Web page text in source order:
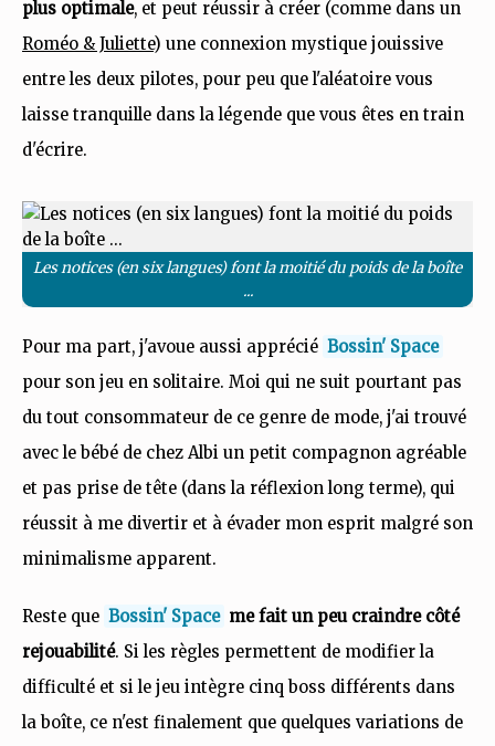
plus optimale, et peut réussir à créer (comme dans un
Roméo & Juliette) une connexion mystique jouissive
entre les deux pilotes, pour peu que l'aléatoire vous
laisse tranquille dans la légende que vous êtes en train
d'écrire.
Les notices (en six langues) font la moitié du poids de la boîte
...
Pour ma part, j'avoue aussi apprécié Bossin' Space
pour son jeu en solitaire. Moi qui ne suit pourtant pas
du tout consommateur de ce genre de mode, j'ai trouvé
avec le bébé de chez Albi un petit compagnon agréable
et pas prise de tête (dans la réflexion long terme), qui
réussit à me divertir et à évader mon esprit malgré son
minimalisme apparent.
Reste que Bossin' Space me fait un peu craindre côté
rejouabilité. Si les règles permettent de modifier la
difficulté et si le jeu intègre cinq boss différents dans
la boîte, ce n'est finalement que quelques variations de